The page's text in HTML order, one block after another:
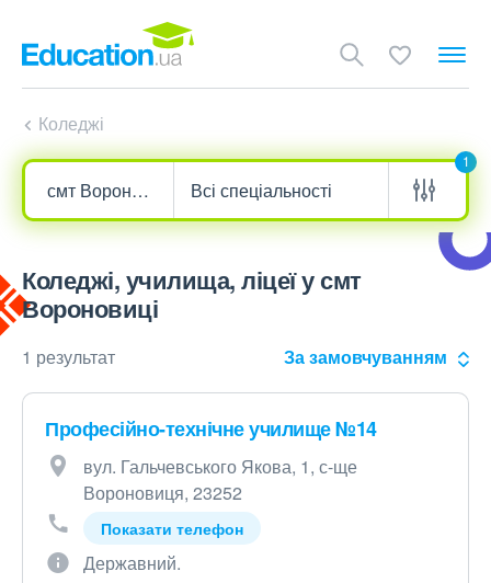
Коледжі
1
Коледжі, училища, ліцеї у смт
Вороновиці
1 результат За замовчуванням
Професійно-технічне училище №14
вул. Гальчевського Якова, 1, с-ще
Вороновиця, 23252
Показати телефон
Державний.